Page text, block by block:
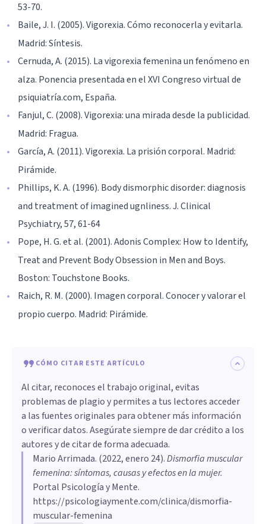
53-70.
Baile, J. I. (2005). Vigorexia. Cómo reconocerla y evitarla.
Madrid: Síntesis.
Cernuda, A. (2015). La vigorexia femenina un fenómeno en
alza. Ponencia presentada en el XVI Congreso virtual de
psiquiatría.com, España.
Fanjul, C. (2008). Vigorexia: una mirada desde la publicidad.
Madrid: Fragua.
García, A. (2011). Vigorexia. La prisión corporal. Madrid:
Pirámide.
Phillips, K. A. (1996). Body dismorphic disorder: diagnosis
and treatment of imagined ugnliness. J. Clinical
Psychiatry, 57, 61-64
Pope, H. G. et al. (2001). Adonis Complex: How to Identify,
Treat and Prevent Body Obsession in Men and Boys.
Boston: Touchstone Books.
Raich, R. M. (2000). Imagen corporal. Conocer y valorar el
propio cuerpo. Madrid: Pirámide.
CÓMO CITAR ESTE ARTÍCULO
Al citar, reconoces el trabajo original, evitas
problemas de plagio y permites a tus lectores acceder
a las fuentes originales para obtener más información
o verificar datos. Asegúrate siempre de dar crédito a los
autores y de citar de forma adecuada.
Mario Arrimada. (2022, enero 24).Dismorfia muscular
femenina: síntomas, causas y efectos en la mujer.
Portal Psicología y Mente.
https://psicologiaymente.com/clinica/dismorfia-
muscular-femenina